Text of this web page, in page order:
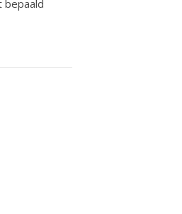
bepaald